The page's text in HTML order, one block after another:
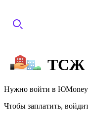
Нужно войти в ЮMoney
Чтобы заплатить,